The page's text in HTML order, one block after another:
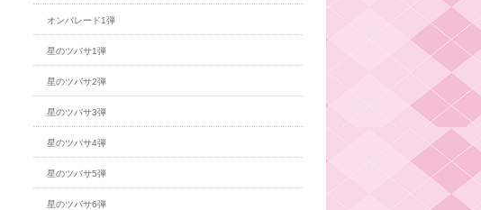
オンパレード1弾
星のツバサ1弾
星のツバサ2弾
星のツバサ3弾
星のツバサ4弾
星のツバサ5弾
星のツバサ6弾